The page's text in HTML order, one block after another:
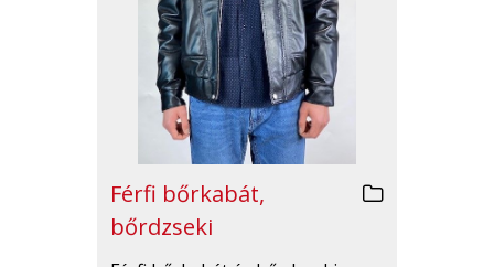
Férfi bőrkabát,
bőrdzseki